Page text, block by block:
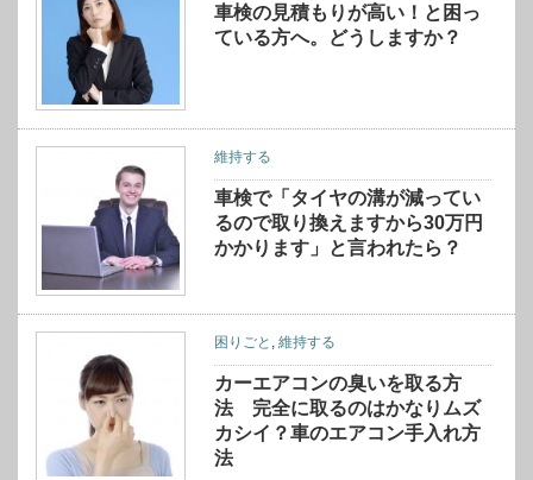
車検の見積もりが高い！と困っ
ている方へ。どうしますか？
維持する
車検で「タイヤの溝が減ってい
るので取り換えますから30万円
かかります」と言われたら？
困りごと ,維持する
カーエアコンの臭いを取る方
法 完全に取るのはかなりムズ
カシイ？車のエアコン手入れ方
法